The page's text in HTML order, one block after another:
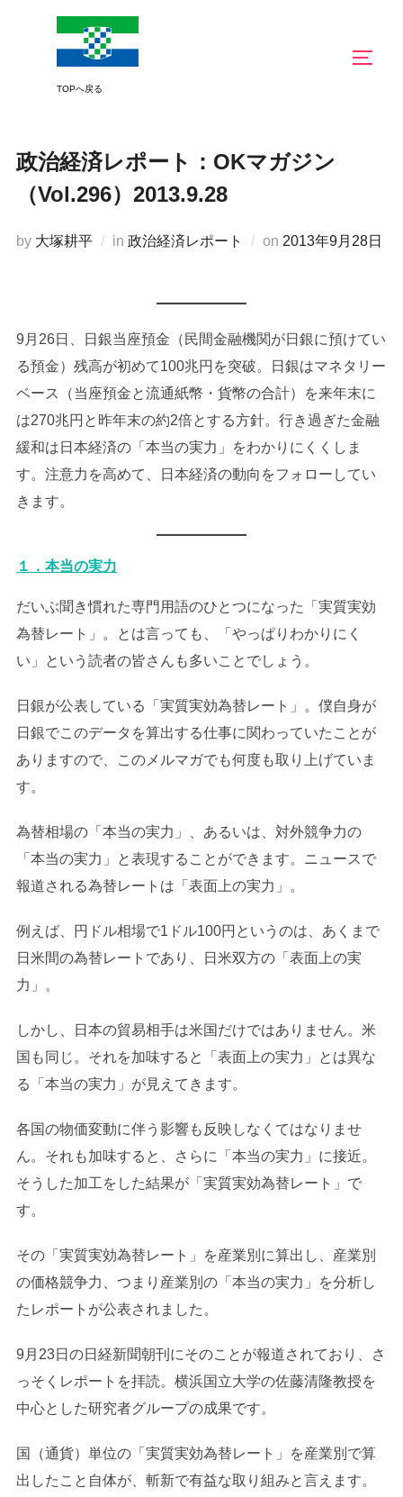
政治経済レポート：OKマガジン
（Vol.296）2013.9.28
by 大塚耕平 in 政治経済レポート on 投
2013年9月28日
9月26日、日銀当座預金（民間金融機関が日銀に預けてい
る預金）残高が初めて100兆円を突破。日銀はマネタリー
ベース（当座預金と流通紙幣・貨幣の合計）を来年末に
は270兆円と昨年末の約2倍とする方針。行き過ぎた金融
緩和は日本経済の「本当の実力」をわかりにくくしま
す。注意力を高めて、日本経済の動向をフォローしてい
きます。
１．本当の実力
だいぶ聞き慣れた専門用語のひとつになった「実質実効
為替レート」。とは言っても、「やっぱりわかりにく
い」という読者の皆さんも多いことでしょう。
日銀が公表している「実質実効為替レート」。僕自身が
日銀でこのデータを算出する仕事に関わっていたことが
ありますので、このメルマガでも何度も取り上げていま
す。
為替相場の「本当の実力」、あるいは、対外競争力の
「本当の実力」と表現することができます。ニュースで
報道される為替レートは「表面上の実力」。
例えば、円ドル相場で1ドル100円というのは、あくまで
日米間の為替レートであり、日米双方の「表面上の実
力」。
しかし、日本の貿易相手は米国だけではありません。米
国も同じ。それを加味すると「表面上の実力」とは異な
る「本当の実力」が見えてきます。
各国の物価変動に伴う影響も反映しなくてはなりませ
ん。それも加味すると、さらに「本当の実力」に接近。
そうした加工をした結果が「実質実効為替レート」で
す。
その「実質実効為替レート」を産業別に算出し、産業別
の価格競争力、つまり産業別の「本当の実力」を分析し
たレポートが公表されました。
9月23日の日経新聞朝刊にそのことが報道されており、さ
っそくレポートを拝読。横浜国立大学の佐藤清隆教授を
中心とした研究者グループの成果です。
国（通貨）単位の「実質実効為替レート」を産業別で算
出したこと自体が、斬新で有益な取り組みと言えます。